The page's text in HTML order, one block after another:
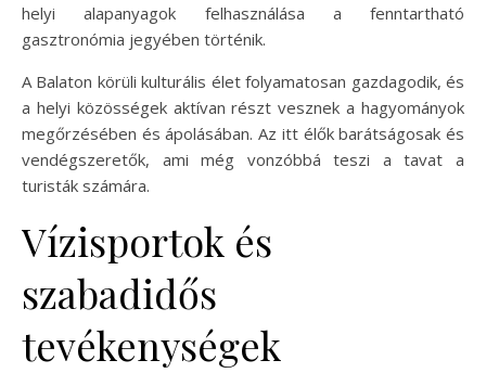
helyi alapanyagok felhasználása a fenntartható
gasztronómia jegyében történik.
A Balaton körüli kulturális élet folyamatosan gazdagodik, és
a helyi közösségek aktívan részt vesznek a hagyományok
megőrzésében és ápolásában. Az itt élők barátságosak és
vendégszeretők, ami még vonzóbbá teszi a tavat a
turisták számára.
Vízisportok és
szabadidős
tevékenységek